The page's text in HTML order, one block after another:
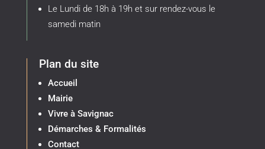
Le Lundi de 18h à 19h et sur rendez-vous le
samedi matin
Plan du site
Accueil
Mairie
Vivre à Savignac
Démarches & Formalités
Contact